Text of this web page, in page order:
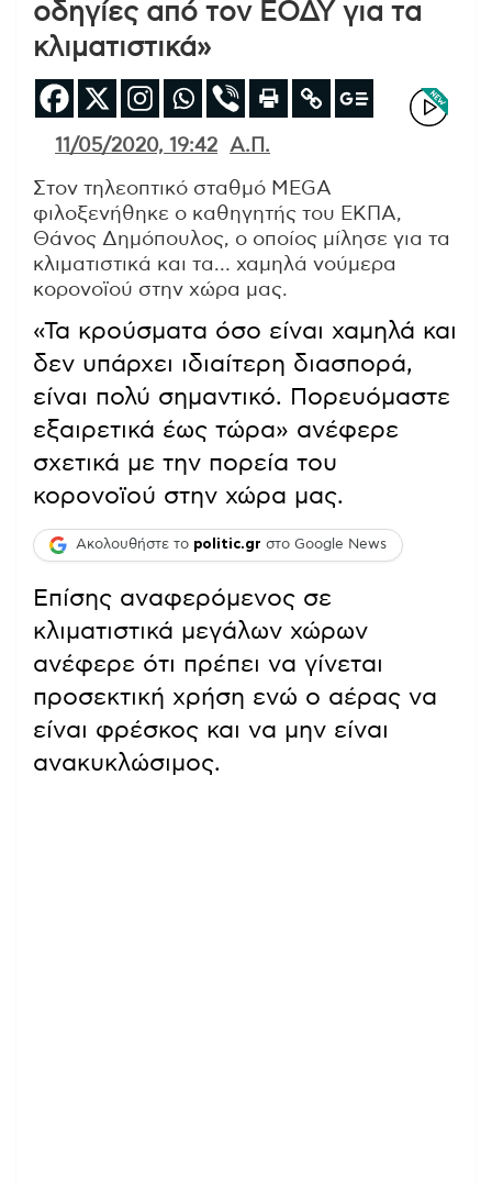
οδηγίες από τον ΕΟΔΥ για τα
κλιματιστικά»
11/05/2020, 19:42 Α.Π.
Στον τηλεοπτικό σταθμό MEGA
φιλοξενήθηκε ο καθηγητής του ΕΚΠΑ,
Θάνος Δημόπουλος, ο οποίος μίλησε για τα
κλιματιστικά και τα… χαμηλά νούμερα
κορονοϊού στην χώρα μας.
«Τα κρούσματα όσο είναι χαμηλά και
δεν υπάρχει ιδιαίτερη διασπορά,
είναι πολύ σημαντικό. Πορευόμαστε
εξαιρετικά έως τώρα» ανέφερε
σχετικά με την πορεία του
κορονοϊού στην χώρα μας.
Ακολουθήστε το politic.gr στο Google News
Επίσης αναφερόμενος σε
κλιματιστικά μεγάλων χώρων
ανέφερε ότι πρέπει να γίνεται
προσεκτική χρήση ενώ ο αέρας να
είναι φρέσκος και να μην είναι
ανακυκλώσιμος.